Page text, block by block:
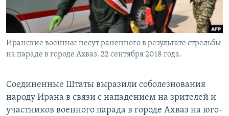
Иранские военные несут раненного в результате стрельбы
на параде в городе Ахваз. 22 сентября 2018 года.
Соединенные Штаты выразили соболезнования
народу Ирана в связи с нападением на зрителей и
участников военного парада в городе Ахваз на юго-